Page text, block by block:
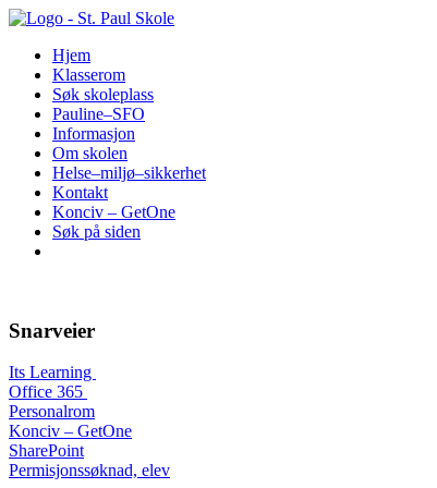
Hopp
innholdHjem
Klasserom
Søk skoleplass
Pauline–SFO
Informasjon
Om skolen
Helse–miljø–sikkerhet
Kontakt
Konciv – GetOne
Søk på siden
Snarveier
Its Learning
Office 365
Personalrom
Konciv – GetOne
SharePoint
Permisjonssøknad, elev